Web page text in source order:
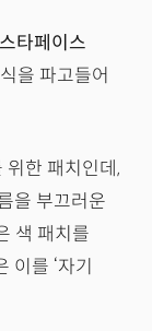
스타페이스
을 파고들어
위한 패치인데,
을 부끄러운
색 패치를
를 ‘자기